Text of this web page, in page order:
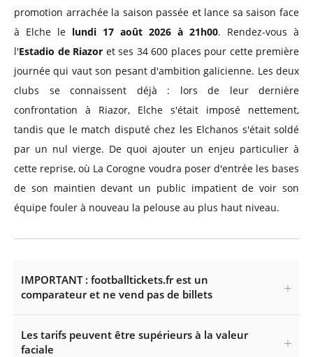
promotion arrachée la saison passée et lance sa saison face
à Elche le lundi 17 août 2026 à 21h00. Rendez-vous à
l'Estadio de Riazor et ses 34 600 places pour cette première
journée qui vaut son pesant d'ambition galicienne. Les deux
clubs se connaissent déjà : lors de leur dernière
confrontation à Riazor, Elche s'était imposé nettement,
tandis que le match disputé chez les Elchanos s'était soldé
par un nul vierge. De quoi ajouter un enjeu particulier à
cette reprise, où La Corogne voudra poser d'entrée les bases
de son maintien devant un public impatient de voir son
équipe fouler à nouveau la pelouse au plus haut niveau.
IMPORTANT : footballtickets.fr est un
comparateur et ne vend pas de billets
Les tarifs peuvent être supérieurs à la valeur
faciale